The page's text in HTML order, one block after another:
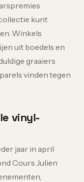
kunt
Winkels
uit boedels en
graaiers
vinden tegen
vinyl-
jaar in april
Cours Julien